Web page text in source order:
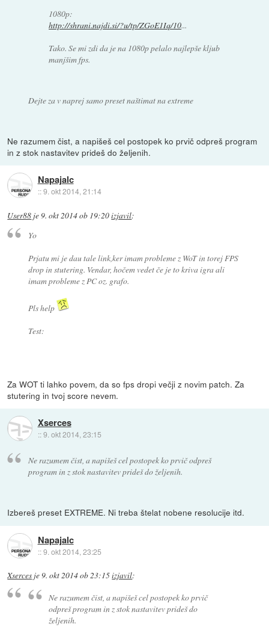
1080p:
http://shrani.najdi.si/?u/tp/ZGoE1Iq/10...
Tako. Se mi zdi da je na 1080p pelalo najlepše kljub
manjšim fps.
Dejte za v naprej samo preset naštimat na extreme
Ne razumem čist, a napišeš cel postopek ko prvič odpreš program
in z stok nastavitev prideš do željenih.
Napajalc
::9. okt 2014, 21:14
User88 je9. okt 2014 ob 19:20izjavil:
Yo
Prjatu mi je dau tale link,ker imam probleme z WoT in torej FPS
drop in stutering. Vendar, hočem vedet če je to kriva igra ali
imam probleme z PC oz. grafo.
Pls help
Test:
Za WOT ti lahko povem, da so fps dropi večji z novim patch. Za
stutering in tvoj score nevem.
Xserces
::9. okt 2014, 23:15
Ne razumem čist, a napišeš cel postopek ko prvič odpreš
program in z stok nastavitev prideš do željenih.
Izbereš preset EXTREME. Ni treba štelat nobene resolucije itd.
Napajalc
::9. okt 2014, 23:25
Xserces je9. okt 2014 ob 23:15izjavil:
Ne razumem čist, a napišeš cel postopek ko prvič
odpreš program in z stok nastavitev prideš do
željenih.